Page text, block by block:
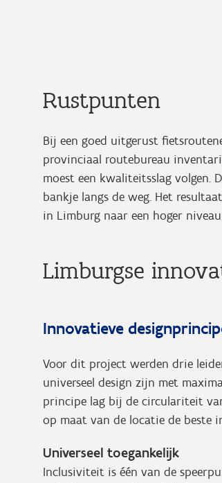
Rustpunten
Bij een goed uitgerust
provinciaal routebureau
moest een kwaliteitsslag volgen.
bankje langs de weg. Het
in Limburg naar een hoger
Limburgse
Innovatieve
Voor dit project werden drie
universeel design zijn met
principe lag bij de circulariteit
op maat van de locatie de beste
Universeel toegankelijk
Inclusiviteit is één van de